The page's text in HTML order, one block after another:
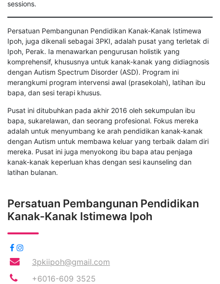
sessions.
Persatuan Pembangunan Pendidikan Kanak-Kanak Istimewa
Ipoh, juga dikenali sebagai 3PKI, adalah pusat yang terletak di
Ipoh, Perak. Ia menawarkan pengurusan holistik yang
komprehensif, khususnya untuk kanak-kanak yang didiagnosis
dengan Autism Spectrum Disorder (ASD). Program ini
merangkumi program intervensi awal (prasekolah), latihan ibu
bapa, dan sesi terapi khusus.
Pusat ini ditubuhkan pada akhir 2016 oleh sekumpulan ibu
bapa, sukarelawan, dan seorang profesional. Fokus mereka
adalah untuk menyumbang ke arah pendidikan kanak-kanak
dengan Autism untuk membawa keluar yang terbaik dalam diri
mereka. Pusat ini juga menyokong ibu bapa atau penjaga
kanak-kanak keperluan khas dengan sesi kaunseling dan
latihan bulanan.
Persatuan Pembangunan Pendidikan
Kanak-Kanak Istimewa Ipoh
3pkiipoh@gmail.com
+6016-609 3525